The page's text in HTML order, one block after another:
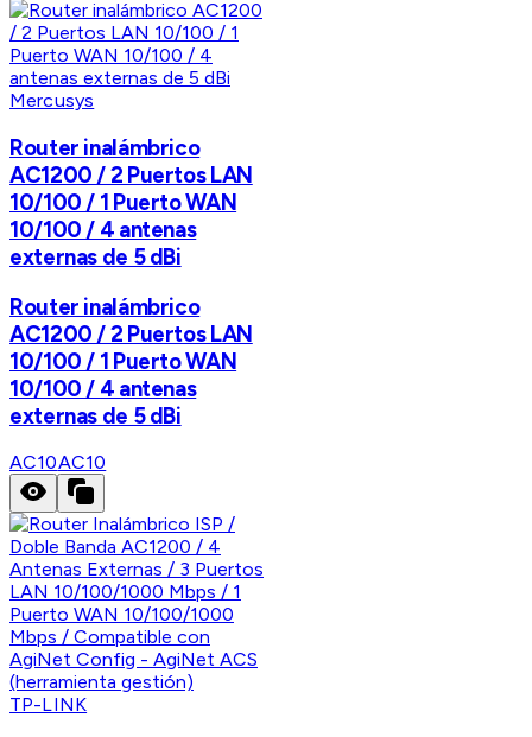
Mercusys
Router inalámbrico
AC1200 / 2 Puertos LAN
10/100 / 1 Puerto WAN
10/100 / 4 antenas
externas de 5 dBi
Router inalámbrico
AC1200 / 2 Puertos LAN
10/100 / 1 Puerto WAN
10/100 / 4 antenas
externas de 5 dBi
AC10AC10
TP-LINK